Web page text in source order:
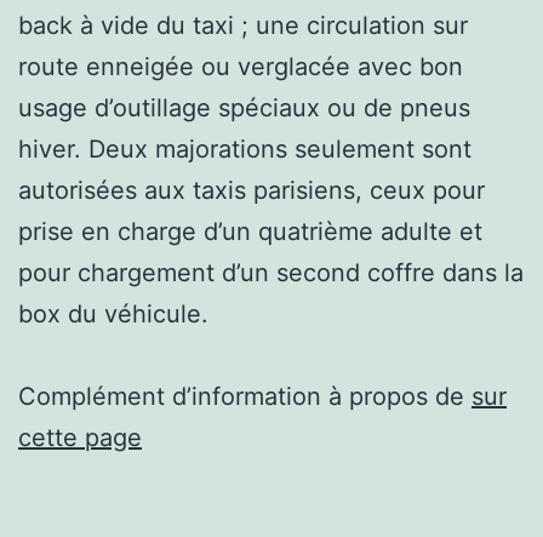
back à vide du taxi ; une circulation sur
route enneigée ou verglacée avec bon
usage d’outillage spéciaux ou de pneus
hiver. Deux majorations seulement sont
autorisées aux taxis parisiens, ceux pour
prise en charge d’un quatrième adulte et
pour chargement d’un second coffre dans la
box du véhicule.
Complément d’information à propos de sur
cette page